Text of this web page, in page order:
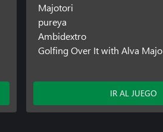
Majotori
pureya
Ambidextro
Golfing Over It with Alva Majo
IR AL JUEGO